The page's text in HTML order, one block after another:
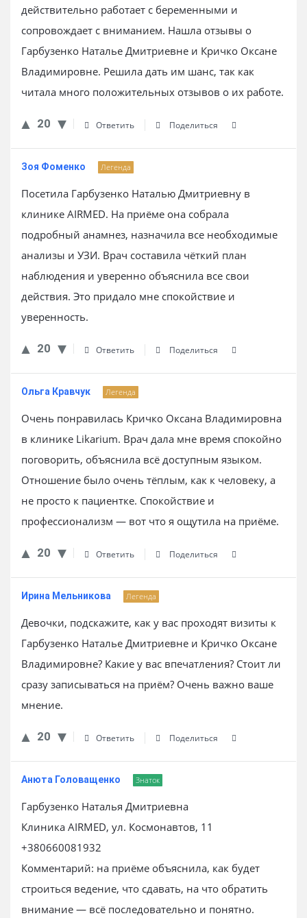
действительно работает с беременными и
сопровождает с вниманием. Нашла отзывы о
Гарбузенко Наталье Дмитриевне и Кричко Оксане
Владимировне. Решила дать им шанс, так как
читала много положительных отзывов о их работе.
20 Ответить Поделиться
Зоя Фоменко Легенда
Посетила Гарбузенко Наталью Дмитриевну в
клинике AIRMED. На приёме она собрала
подробный анамнез, назначила все необходимые
анализы и УЗИ. Врач составила чёткий план
наблюдения и уверенно объяснила все свои
действия. Это придало мне спокойствие и
уверенность.
20 Ответить Поделиться
Ольга Кравчук Легенда
Очень понравилась Кричко Оксана Владимировна
в клинике Likarium. Врач дала мне время спокойно
поговорить, объяснила всё доступным языком.
Отношение было очень тёплым, как к человеку, а
не просто к пациентке. Спокойствие и
профессионализм — вот что я ощутила на приёме.
20 Ответить Поделиться
Ирина Мельникова Легенда
Девочки, подскажите, как у вас проходят визиты к
Гарбузенко Наталье Дмитриевне и Кричко Оксане
Владимировне? Какие у вас впечатления? Стоит ли
сразу записываться на приём? Очень важно ваше
мнение.
20 Ответить Поделиться
Анюта Головащенко Знаток
Гарбузенко Наталья Дмитриевна
Клиника AIRMED, ул. Космонавтов, 11
+380660081932
Комментарий: на приёме объяснила, как будет
строиться ведение, что сдавать, на что обратить
внимание — всё последовательно и понятно.